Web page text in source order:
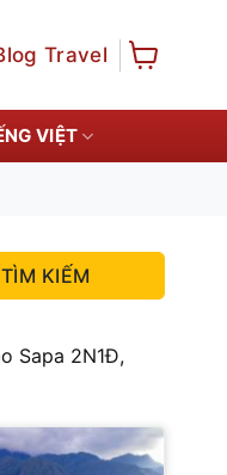
Travel
VIỆT
TÌM KIẾM
Sapa 2N1Đ,